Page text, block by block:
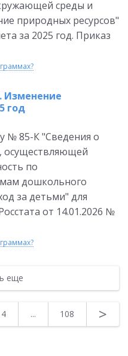
среды и
природных ресурсов"
за 2025 год. Приказ
Изменение
год
№ 85-К "Сведения о
осуществляющей
по
дошкольного
за детьми" для
от 14.01.2026 №
еще
4 ... 108 >